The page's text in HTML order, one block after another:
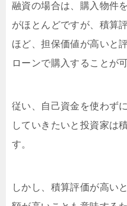
融資の場合は、購入物件
がほとんどですが、積算
ほど、担保価値が高いと
ローンで購入することが
従い、自己資金を使わず
していきたいと投資家は
す。
しかし、積算評価が高い